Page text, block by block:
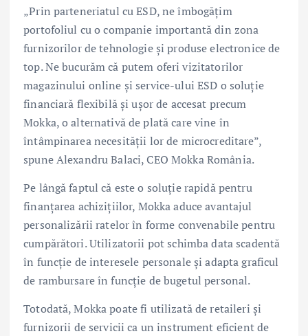
„Prin parteneriatul cu ESD, ne îmbogățim
portofoliul cu o companie importantă din zona
furnizorilor de tehnologie și produse electronice de
top. Ne bucurăm că putem oferi vizitatorilor
magazinului online și service-ului ESD o soluție
financiară flexibilă și ușor de accesat precum
Mokka, o alternativă de plată care vine în
întâmpinarea necesității lor de microcreditare”,
spune Alexandru Balaci, CEO Mokka România.
Pe lângă faptul că este o soluție rapidă pentru
finanțarea achizițiilor, Mokka aduce avantajul
personalizării ratelor în forme convenabile pentru
cumpărători. Utilizatorii pot schimba data scadentă
în funcție de interesele personale și adapta graficul
de rambursare în funcție de bugetul personal.
Totodată, Mokka poate fi utilizată de retaileri și
furnizorii de servicii ca un instrument eficient de